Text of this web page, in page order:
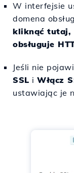
W interfejsie
domena
kliknąć tutaj,
obsługuje
Jeśli nie
SSL i Włącz
ustawiając je